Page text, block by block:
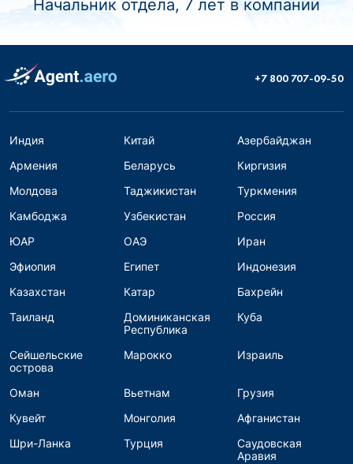
Начальник отдела, 7 лет в компании
+7 800 707-09-50
Индия Китай
Азербайджан
Армения
Беларусь
Киргизия
Молдова
Таджикистан
Туркмения
Камбоджа
Узбекистан
Россия
ЮАР
ОАЭ
Иран
Эфиопия
Египет
Индонезия
Казахстан
Катар
Бахрейн
Таиланд
Доминиканская
Республика
Куба
Сейшельские
острова
Марокко Израиль
Оман Вьетнам
Грузия
Кувейт
Монголия
Афганистан
Шри-Ланка
Турция
Саудовская
Аравия